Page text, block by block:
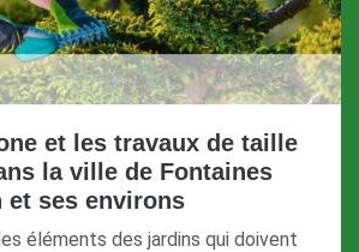
et les travaux de taille
la ville de Fontaines
et ses environs
éléments des jardins qui doivent